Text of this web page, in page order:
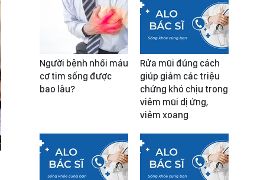
Người bệnh nhồi máu
cơ tim sống được
bao lâu?
Rửa mũi đúng cách
giúp giảm các triệu
chứng khó chịu trong
viêm mũi dị ứng,
viêm xoang